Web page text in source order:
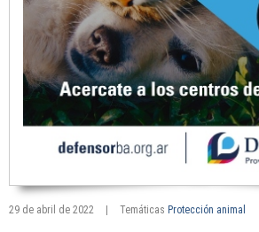
29 de abril de 2022 Temáticas Protección animal